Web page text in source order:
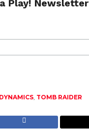
Play! Newsletter
TOMB RAIDER